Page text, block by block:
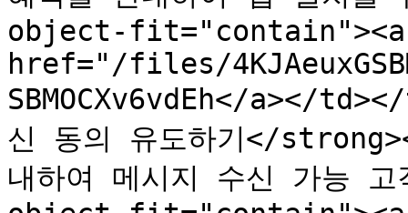
object-fit="contain"><a
href="/files/
SBMOCXv6vdEh</a></
신 동의 유도하기</
내하여 메시지 수신 가능